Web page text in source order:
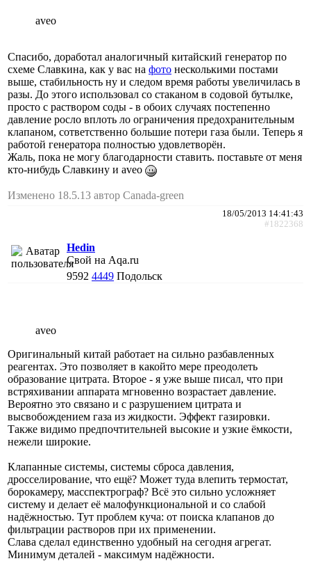
aveo
Спасибо, доработал аналогичный китайский генератор по
схеме Славкина, как у вас на фото несколькими постами
выше, стабильность ну и следом время работы увеличилась в
разы. До этого использовал со стаканом в содовой бутылке,
просто с раствором соды - в обоих случаях постепенно
давление росло вплоть ло ограничения предохранительным
клапаном, сответственно большие потери газа были. Теперь я
работой генератора полностью удовлетворён.
Жаль, пока не могу благодарности ставить. поставьте от меня
кто-нибудь Славкину и aveo
Изменено 18.5.13 автор Canada-green
18/05/2013 14:41:43
#1822368
Hedin
Свой на Aqa.ru
9592 4449 Подольск
aveo
Оригинальный китай работает на сильно разбавленных
реагентах. Это позволяет в какойто мере преодолеть
образование цитрата. Второе - я уже выше писал, что при
встряхивании аппарата мгновенно возрастает давление.
Вероятно это связано и с разрушением цитрата и
высвобождением газа из жидкости. Эффект газировки.
Также видимо предпочтительней высокие и узкие ёмкости,
нежели широкие.
Клапанные системы, системы сброса давления,
дросселирование, что ещё? Может туда влепить термостат,
борокамеру, масспектрограф? Всё это сильно усложняет
систему и делает её малофункциональной и со слабой
надёжностью. Тут проблем куча: от поиска клапанов до
фильтрации растворов при их применении.
Слава сделал единственно удобный на сегодня агрегат.
Минимум деталей - максимум надёжности.